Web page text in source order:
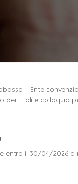
– Ente
per titoli e colloquio
il 30/04/2026 a